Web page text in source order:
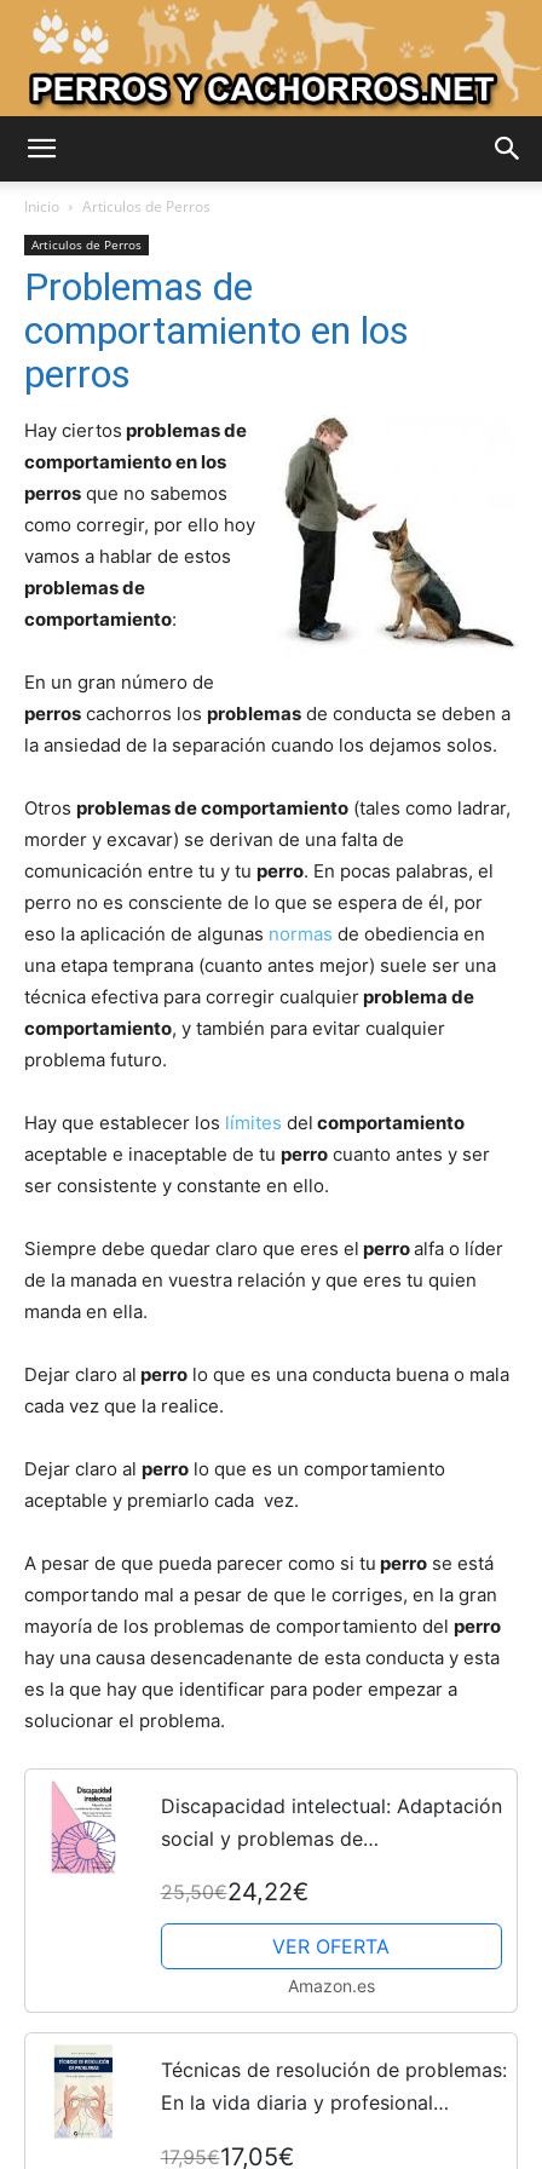
Razas
Perros
Fotos
de
Cachorros
Inicio Articulos de Perros
Articulos de Perros
Problemas de
comportamiento en los
perros
Hay ciertos problemas de
comportamiento en los
perros que no sabemos
como corregir, por ello hoy
vamos a hablar de estos
problemas de
comportamiento:
En un gran número de
perros cachorros los problemas de conducta se deben a
la ansiedad de la separación cuando los dejamos solos.
Otros problemas de comportamiento (tales como ladrar,
morder y excavar) se derivan de una falta de
comunicación entre tu y tu perro. En pocas palabras, el
perro no es consciente de lo que se espera de él, por
eso la aplicación de algunas normas de obediencia en
una etapa temprana (cuanto antes mejor) suele ser una
técnica efectiva para corregir cualquierproblema de
comportamiento, y también para evitar cualquier
problema futuro.
Hay que establecer los límites del comportamiento
aceptable e inaceptable de tu perro cuanto antes y ser
ser consistente y constante en ello.
Siempre debe quedar claro que eres el perroalfa o líder
de la manada en vuestra relación y que eres tu quien
manda en ella.
Dejar claro al perro lo que es una conducta buena o mala
cada vez que la realice.
Dejar claro al perro lo que es un comportamiento
aceptable y premiarlo cada vez.
A pesar de que pueda parecer como si tu perro se está
comportando mal a pesar de que le corriges, en la gran
mayoría de los problemas de comportamiento del perro
hay una causa desencadenante de esta conducta y esta
es la que hay que identificar para poder empezar a
solucionar el problema.
Discapacidad intelectual: Adaptación
social y problemas de
25,50€24,22€
VER OFERTA
Amazon.es
Técnicas de resolución de problemas:
En la vida diaria y profesional
17,95€17,05€